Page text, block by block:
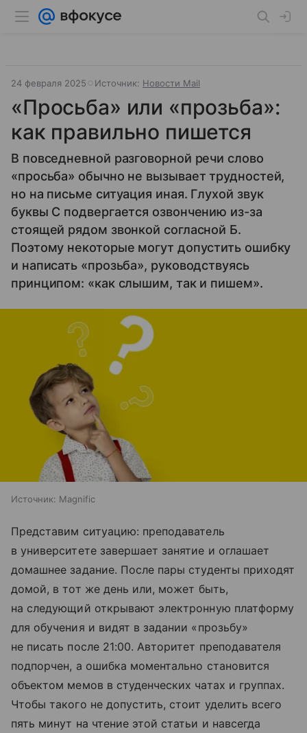
24 февраля 2025 Источник: Новости Mail
«Просьба» или «прозьба»:
как правильно пишется
В повседневной разговорной речи слово
«просьба» обычно не вызывает трудностей,
но на письме ситуация иная. Глухой звук
буквы С подвергается озвончению из-за
стоящей рядом звонкой согласной Б.
Поэтому некоторые могут допустить ошибку
и написать «прозьба», руководствуясь
принципом: «как слышим, так и пишем».
Источник: Magnific
Представим ситуацию: преподаватель
в университете завершает занятие и оглашает
домашнее задание. После пары студенты приходят
домой, в тот же день или, может быть,
на следующий открывают электронную платформу
для обучения и видят в задании «прозьбу»
не писать после 21:00. Авторитет преподавателя
подпорчен, а ошибка моментально становится
объектом мемов в студенческих чатах и группах.
Чтобы такого не допустить, стоит уделить всего
пять минут на чтение этой статьи и навсегда